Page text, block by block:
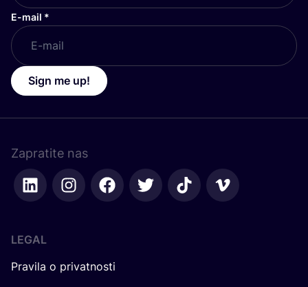
E-mail *
Sign me up!
Zapratite nas
LEGAL
Pravila o privatnosti